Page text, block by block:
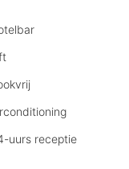
uurs receptie